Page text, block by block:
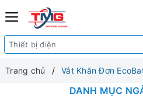
Trang chủ Vắt Khăn Đơn
DANH MỤC